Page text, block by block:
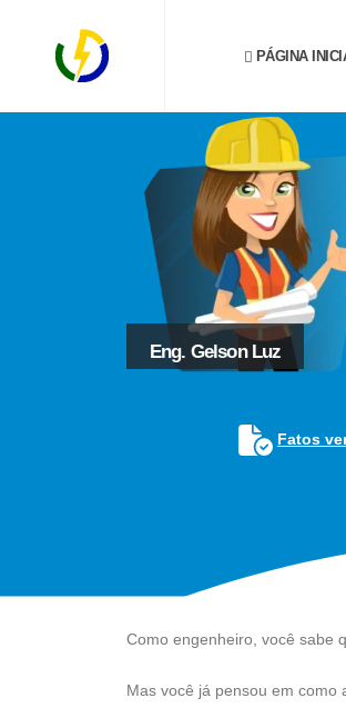
PÁGINA
Eng. Gelson Luz
Fatos
Como engenheiro, você sabe
Mas você já pensou em como